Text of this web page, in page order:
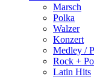
Marsch
Polka
Walzer
Konzert
Medley /
Rock +
Latin Hits